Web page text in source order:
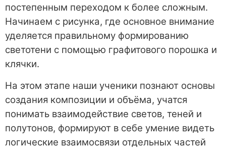
постепенным переходом к более сложным.
Начинаем с рисунка, где основное внимание
уделяется правильному формированию
светотени с помощью графитового порошка и
клячки.
На этом этапе наши ученики познают основы
создания композиции и объёма, учатся
понимать взаимодействие светов, теней и
полутонов, формируют в себе умение видеть
логические взаимосвязи отдельных частей